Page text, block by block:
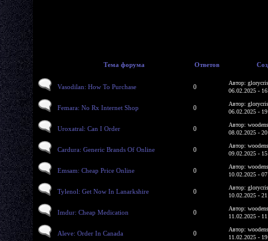
Тема форума Ответов
Vasodilan: How To Purchase 0
Автор:
06.02.2025 -
Femara: No Rx Internet Shop 0
Автор:
06.02.2025 -
Uroxatral: Can I Order 0
Автор:
08.02.2025 -
Cardura: Generic Brands Of Online 0
Автор:
09.02.2025 -
Emsam: Cheap Price Online 0
Автор:
10.02.2025 -
Tylenol: Get Now In Lanarkshire 0
Автор:
10.02.2025 -
Imdur: Cheap Medication 0
Автор:
11.02.2025 -
Aleve: Order In Canada 0
Автор:
11.02.2025 -